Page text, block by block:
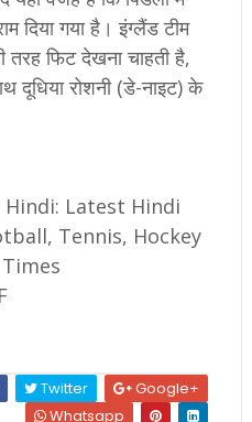
दिया गया है। इंग्लैंड टीम
फिट देखना चाहती है,
दूधिया रोशनी (डे-नाइट) के
Latest Hindi
Tennis, Hockey
Twitter
Google+
Whatsapp